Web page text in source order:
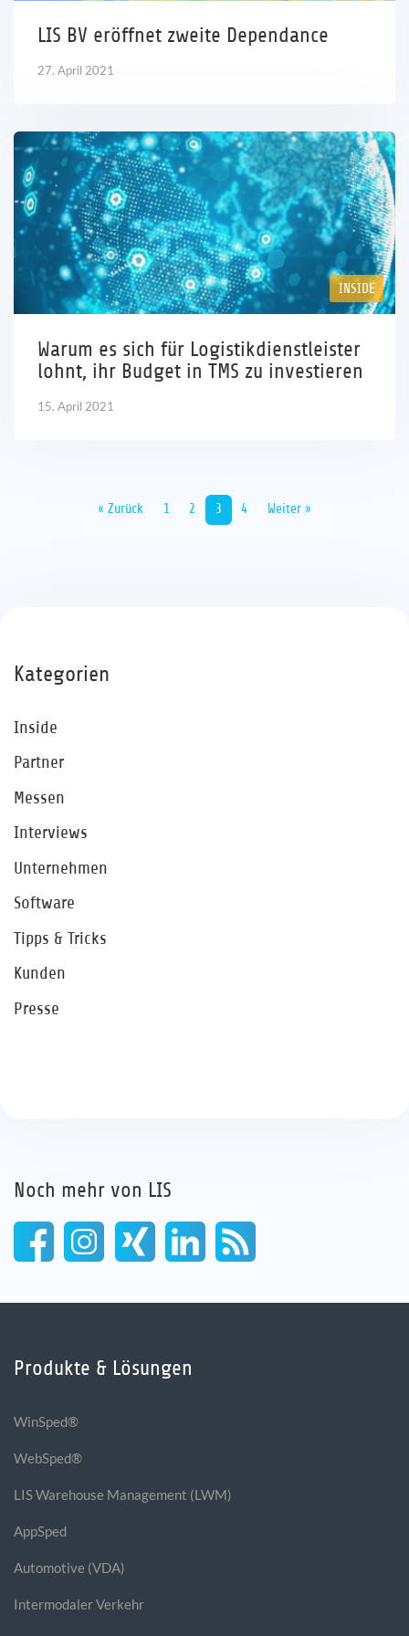
LIS BV eröffnet zweite Dependance
27. April 2021
INSIDE
Warum es sich für Logistikdienstleister
lohnt, ihr Budget in TMS zu investieren
15. April 2021
« Zurück 1 2 3 4 Weiter »
Kategorien
Inside
Partner
Messen
Interviews
Unternehmen
Software
Tipps & Tricks
Kunden
Presse
Noch mehr von LIS
Produkte & Lösungen
WinSped®
WebSped®
LIS Warehouse Management (LWM)
AppSped
Automotive (VDA)
Intermodaler Verkehr